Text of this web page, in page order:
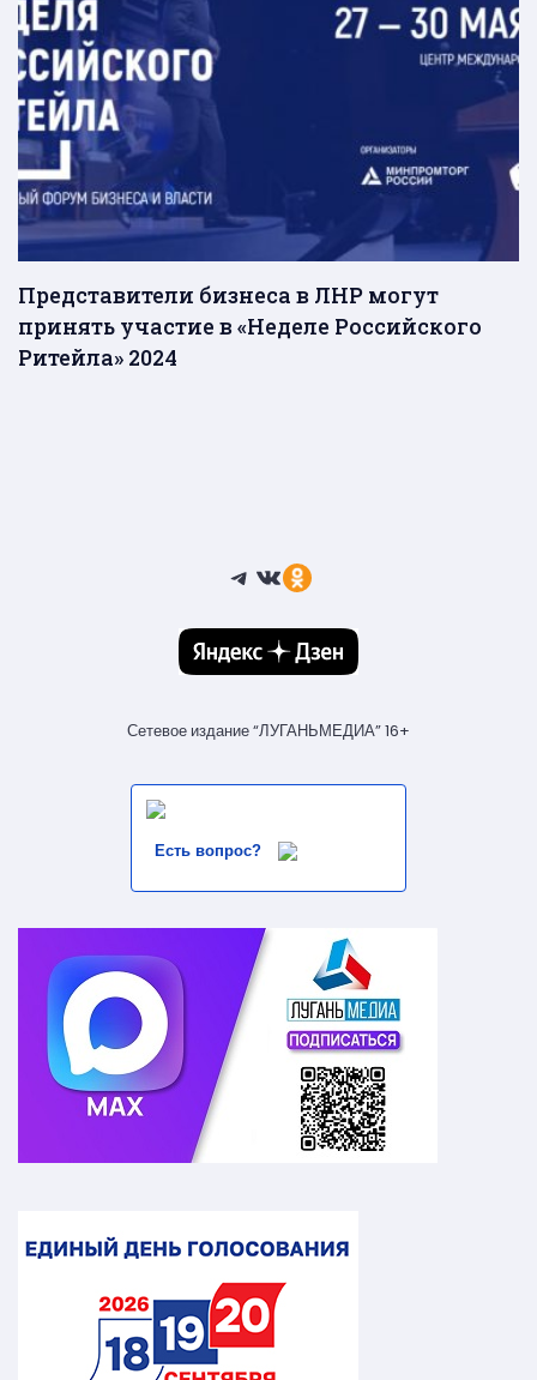
Представители бизнеса в ЛНР могут
принять участие в «Неделе Российского
Ритейла» 2024
Telegram
ВКонтакте
Ссылка
Сетевое издание “ЛУГАНЬМЕДИА” 16+
Есть вопрос?